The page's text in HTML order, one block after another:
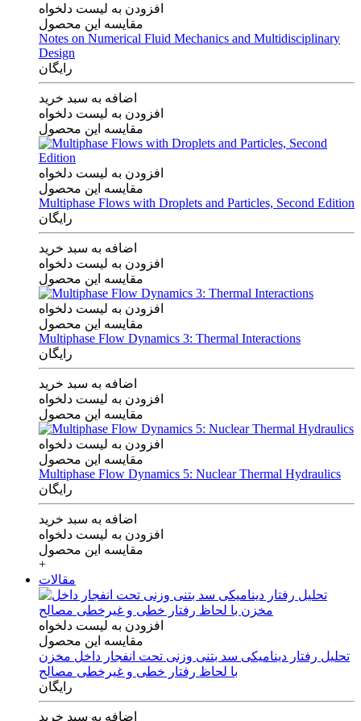
افزودن به لیست دلخواه
مقایسه این محصول
Notes on Numerical Fluid Mechanics and Multidisciplinary
Design
رایگان
اضافه به سبد خرید
افزودن به لیست دلخواه
مقایسه این محصول
افزودن به لیست دلخواه
مقایسه این محصول
Multiphase Flows with Droplets and Particles, Second Edition
رایگان
اضافه به سبد خرید
افزودن به لیست دلخواه
مقایسه این محصول
افزودن به لیست دلخواه
مقایسه این محصول
Multiphase Flow Dynamics 3: Thermal Interactions
رایگان
اضافه به سبد خرید
افزودن به لیست دلخواه
مقایسه این محصول
افزودن به لیست دلخواه
مقایسه این محصول
Multiphase Flow Dynamics 5: Nuclear Thermal Hydraulics
رایگان
اضافه به سبد خرید
افزودن به لیست دلخواه
مقایسه این محصول
+
مقالات
افزودن به لیست دلخواه
مقایسه این محصول
تحلیل رفتار دینامیکی سد بتنی وزنی تحت انفجار داخل مخزن
با لحاظ رفتار خطی و غیرخطی مصالح
رایگان
اضافه به سبد خرید